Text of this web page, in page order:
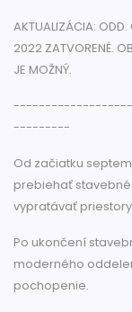
AKTUALIZÁCIA: ODD.
2022 ZATVORENÉ.
JE MOŽNÝ.
---------
Od začiatku
prebiehať
vypratávať
Po ukončení
moderného
pochopenie.